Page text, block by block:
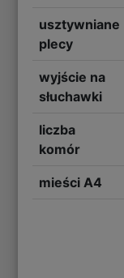
usztywniane
plecy
wyjście na
słuchawki
liczba
komór
mieści A4